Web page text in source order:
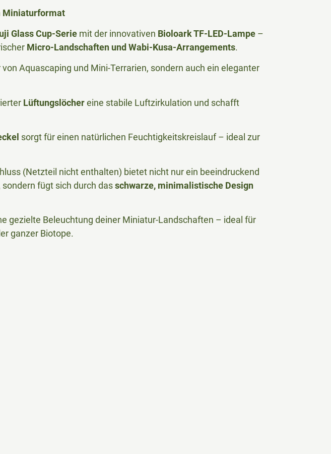
Miniaturformat
Glass Cup-Seriemit der innovativen Bioloark TF-LED-Lampe–
Micro-Landschaften und Wabi-Kusa-Arrangements.
Aquascaping und Mini-Terrarien, sondern auch ein eleganter
Lüftungslöchereine stabile Luftzirkulation und schafft
sorgt für einen natürlichen Feuchtigkeitskreislauf – ideal zur
(Netzteil nicht enthalten) bietet nicht nur ein beeindruckend
fügt sich durch dasschwarze, minimalistische Design
gezielte Beleuchtung deiner Miniatur-Landschaften – ideal für
ganzer Biotope.